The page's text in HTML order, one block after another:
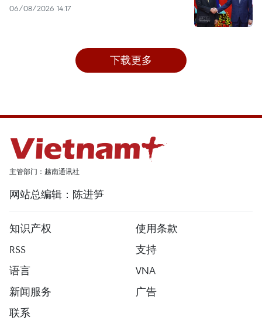
06/08/2026 14:17
下载更多
主管部门：越南通讯社
网站总编辑：陈进笋
知识产权
使用条款
RSS
支持
语言
VNA
新闻服务
广告
联系